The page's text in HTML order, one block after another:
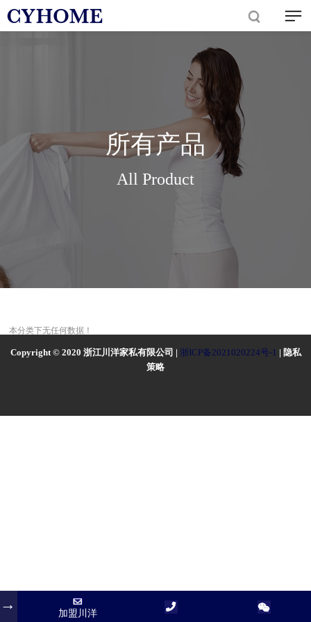
所有产品
All Product
本分类下无任何数据！
Copyright © 2020 浙江川洋家私有限公司 | 浙ICP备2021020224号-1 | 隐私
策略
加盟川洋
加盟川洋